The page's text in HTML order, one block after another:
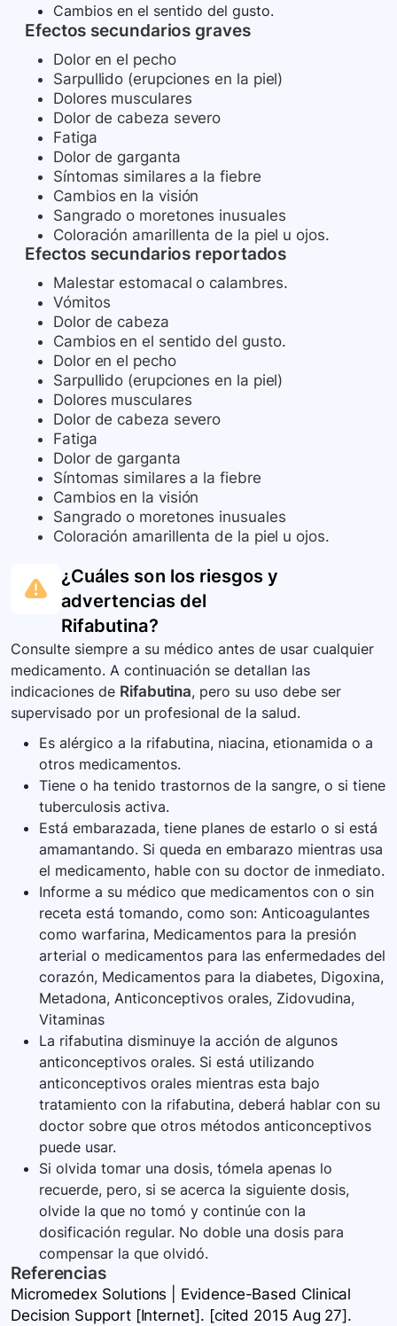
Cambios en el sentido del gusto.
Efectos secundarios graves
Dolor en el pecho
Sarpullido (erupciones en la piel)
Dolores musculares
Dolor de cabeza severo
Fatiga
Dolor de garganta
Síntomas similares a la fiebre
Cambios en la visión
Sangrado o moretones inusuales
Coloración amarillenta de la piel u ojos.
Efectos secundarios reportados
Malestar estomacal o calambres.
Vómitos
Dolor de cabeza
Cambios en el sentido del gusto.
Dolor en el pecho
Sarpullido (erupciones en la piel)
Dolores musculares
Dolor de cabeza severo
Fatiga
Dolor de garganta
Síntomas similares a la fiebre
Cambios en la visión
Sangrado o moretones inusuales
Coloración amarillenta de la piel u ojos.
¿Cuáles son los riesgos y
advertencias del
Rifabutina?
Consulte siempre a su médico antes de usar cualquier
medicamento. A continuación se detallan las
indicaciones de Rifabutina, pero su uso debe ser
supervisado por un profesional de la salud.
Es alérgico a la rifabutina, niacina, etionamida o a
otros medicamentos.
Tiene o ha tenido trastornos de la sangre, o si tiene
tuberculosis activa.
Está embarazada, tiene planes de estarlo o si está
amamantando. Si queda en embarazo mientras usa
el medicamento, hable con su doctor de inmediato.
Informe a su médico que medicamentos con o sin
receta está tomando, como son: Anticoagulantes
como warfarina, Medicamentos para la presión
arterial o medicamentos para las enfermedades del
corazón, Medicamentos para la diabetes, Digoxina,
Metadona, Anticonceptivos orales, Zidovudina,
Vitaminas
La rifabutina disminuye la acción de algunos
anticonceptivos orales. Si está utilizando
anticonceptivos orales mientras esta bajo
tratamiento con la rifabutina, deberá hablar con su
doctor sobre que otros métodos anticonceptivos
puede usar.
Si olvida tomar una dosis, tómela apenas lo
recuerde, pero, si se acerca la siguiente dosis,
olvide la que no tomó y continúe con la
dosificación regular. No doble una dosis para
compensar la que olvidó.
Referencias
Micromedex Solutions | Evidence-Based Clinical
Decision Support [Internet]. [cited 2015 Aug 27].